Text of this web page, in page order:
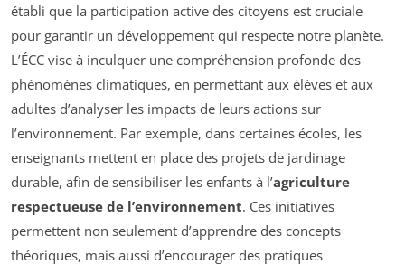
établi que la participation active des citoyens est cruciale
pour garantir un développement qui respecte notre planète.
L’ÉCC vise à inculquer une compréhension profonde des
phénomènes climatiques, en permettant aux élèves et aux
adultes d’analyser les impacts de leurs actions sur
l’environnement. Par exemple, dans certaines écoles, les
enseignants mettent en place des projets de jardinage
durable, afin de sensibiliser les enfants à l’agriculture
respectueuse de l’environnement. Ces initiatives
permettent non seulement d’apprendre des concepts
théoriques, mais aussi d’encourager des pratiques